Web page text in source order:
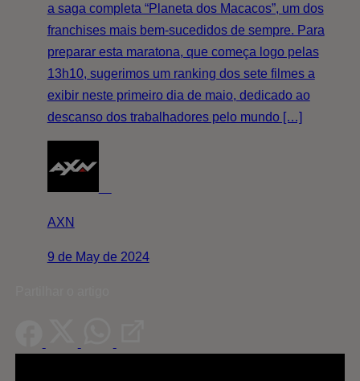
a saga completa “Planeta dos Macacos”, um dos
franchises mais bem-sucedidos de sempre. Para
preparar esta maratona, que começa logo pelas
13h10, sugerimos um ranking dos sete filmes a
exibir neste primeiro dia de maio, dedicado ao
descanso dos trabalhadores pelo mundo […]
AXN
9 de May de 2024